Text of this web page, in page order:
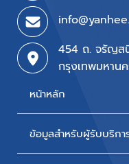
454 ถ. จรัญส
กรุงเทพมหาน
หน้าหลัก
บริการของเรา
ข้อมูลสำหรับผู้รับบริกา